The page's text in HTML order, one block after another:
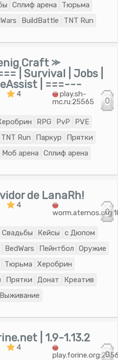
Сплиф арена
Тюрьма
BuildBattle TNT Run
Craft ⪼
| Survival | Jobs |
| ===---
4
play.sh-
mc.ru:25565
0
RPG PvP
PVE
TNT Run Паркур
Прятки
Моб арена Сплиф арена
de LanaRh!
4
0
Свадьбы Кейсы
с Дюпом
BedWars Пейнтбол
Оружие
Тюрьма
Херобрин
Прятки Донат
Креатив
Выживание
| 1.9-1.13.2
4
0